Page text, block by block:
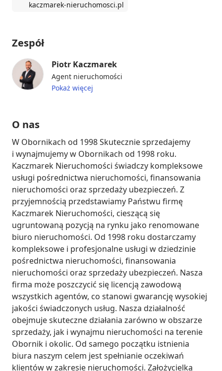
kaczmarek-nieruchomosci.pl
Zespół
Piotr Kaczmarek
Agent nieruchomości
Pokaż więcej
O nas
W Obornikach od 1998 Skutecznie sprzedajemy
i wynajmujemy w Obornikach od 1998 roku.
Kaczmarek Nieruchomości świadczy kompleksowe
usługi pośrednictwa nieruchomości, finansowania
nieruchomości oraz sprzedaży ubezpieczeń. Z
przyjemnością przedstawiamy Państwu firmę
Kaczmarek Nieruchomości, cieszącą się
ugruntowaną pozycją na rynku jako renomowane
biuro nieruchomości. Od 1998 roku dostarczamy
kompleksowe i profesjonalne usługi w dziedzinie
pośrednictwa nieruchomości, finansowania
nieruchomości oraz sprzedaży ubezpieczeń. Nasza
firma może poszczycić się licencją zawodową
wszystkich agentów, co stanowi gwarancję wysokiej
jakości świadczonych usług. Nasza działalność
obejmuje skuteczne działania zarówno w obszarze
sprzedaży, jak i wynajmu nieruchomości na terenie
Obornik i okolic. Od samego początku istnienia
biura naszym celem jest spełnianie oczekiwań
klientów w zakresie nieruchomości. Założycielką